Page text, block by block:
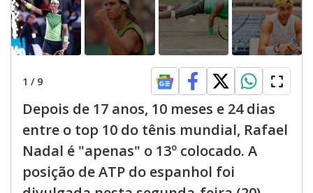
1 / 9
Depois de 17 anos, 10 meses e 24 dias
entre o top 10 do tênis mundial, Rafael
Nadal é "apenas" o 13º colocado. A
posição de ATP do espanhol foi